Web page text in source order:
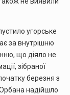
угорське
за внутрішню
що діяло не
зібраної
березня з
Орбана надійшло